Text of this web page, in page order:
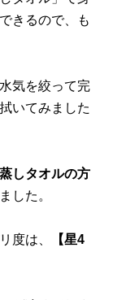
きるので、も
気を絞って完
いてみました
蒸しタオルの方
した。
度は、
【星4